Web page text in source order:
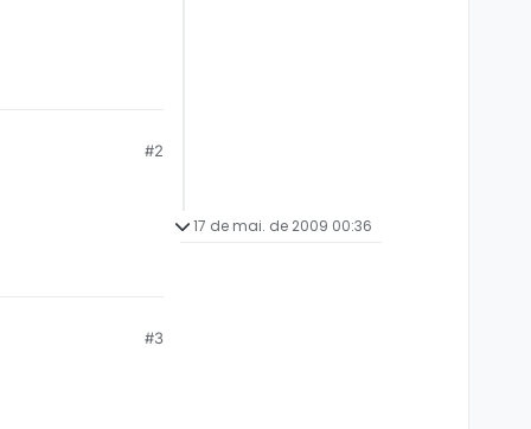
#2
#3
17 de mai. de 2009 00:36